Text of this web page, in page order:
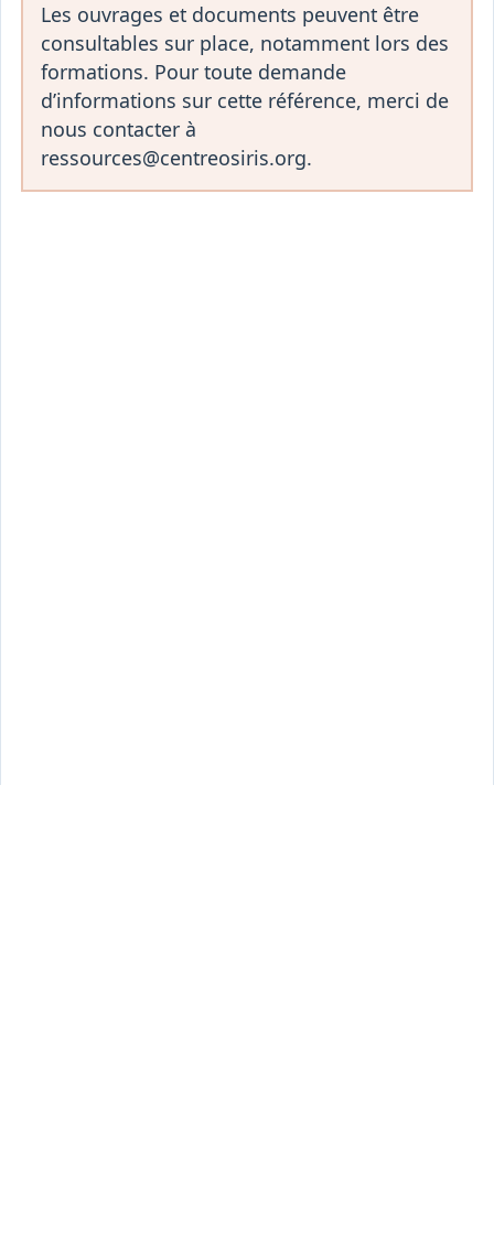
Les ouvrages et documents peuvent être
consultables sur place, notamment lors des
formations. Pour toute demande
d’informations sur cette référence, merci de
nous contacter à
ressources@centreosiris.org.